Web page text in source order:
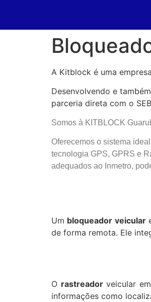
A Kitblock é uma
Desenvolvendo e
parceria direta com o
Somos à KITBLOCK
Oferecemos o sistema
tecnologia GPS, GPRS e
adequados ao Inmetro,
Um bloqueador veicular
de forma remota. Ele
O rastreadorveicular
informações como